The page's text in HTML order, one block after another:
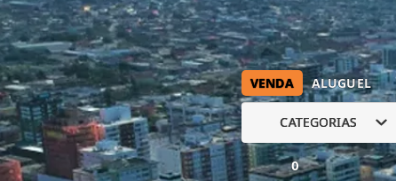
VENDA ALUGUEL
CATEGORIAS
0